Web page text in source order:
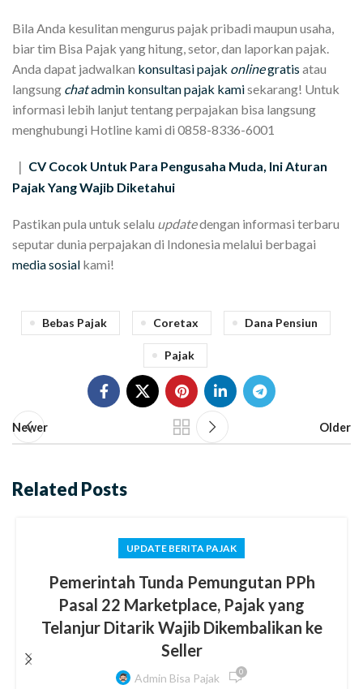
Bila Anda kesulitan mengurus pajak pribadi maupun usaha,
biar tim Bisa Pajak yang hitung, setor, dan laporkan pajak.
Anda dapat jadwalkan konsultasi pajak onlinegratis atau
langsung chatadmin konsultan pajak kamisekarang! Untuk
informasi lebih lanjut tentang perpajakan bisa langsung
menghubungi Hotline kami di 0858-8336-6001
| CV Cocok Untuk Para Pengusaha Muda, Ini Aturan
Pajak Yang Wajib Diketahui
Pastikan pula untuk selalu updatedengan informasi terbaru
seputar dunia perpajakan di Indonesia melalui berbagai
media sosial kami!
Bebas Pajak Coretax Dana Pensiun
Pajak
Newer Older
Related Posts
UPDATE BERITA PAJAK
Pemerintah Tunda Pemungutan PPh
Pasal 22 Marketplace, Pajak yang
Telanjur Ditarik Wajib Dikembalikan ke
Seller
Admin Bisa Pajak 0